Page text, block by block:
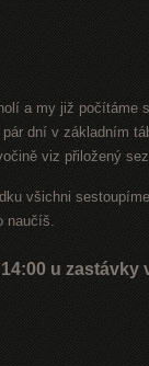
a my již počítáme
dní v základním
viz přiložený
všichni
naučíš.
u zastávky